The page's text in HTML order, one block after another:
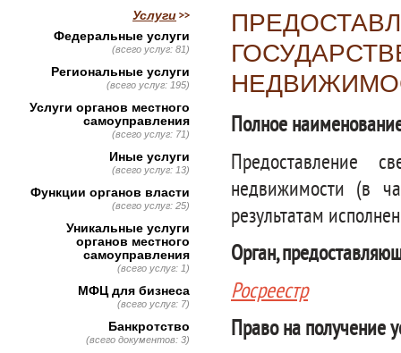
Полное
Предоставление
недвижимости (в
результатам
Орган,
Росреестр
Право на получение
Услуги
Федеральные услуги
(всего услуг: 81)
Региональные услуги
(всего услуг: 195)
Услуги органов местного
самоуправления
(всего услуг: 71)
Иные услуги
(всего услуг: 13)
Функции органов власти
(всего услуг: 25)
Уникальные услуги
органов местного
самоуправления
(всего услуг: 1)
МФЦ для бизнеса
(всего услуг: 7)
Банкротство
(всего документов: 3)